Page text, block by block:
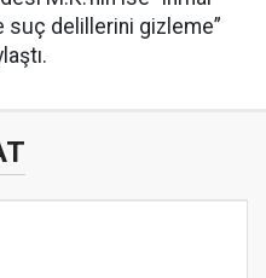
delillerini gizleme”